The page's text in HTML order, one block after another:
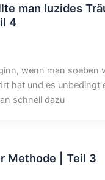
man luzides
4
wenn man soeben
hat und es unbedingt
schnell dazu
Methode | Teil 3